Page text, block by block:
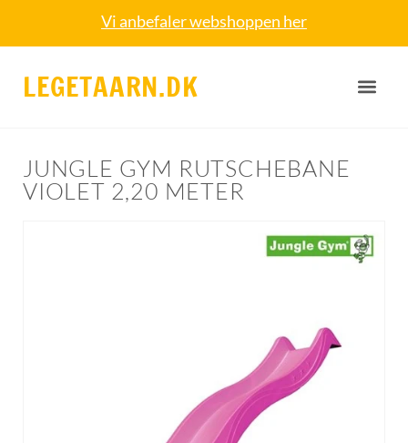
Vi anbefaler webshoppen her
LEGETAARN.DK
JUNGLE GYM RUTSCHEBANE
VIOLET 2,20 METER